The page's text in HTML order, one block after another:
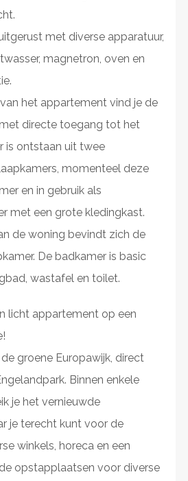
met diverse apparatuur,
magnetron, oven en
het appartement vind je de
directe toegang tot het
is ontstaan uit twee
momenteel deze
en in gebruik als
met een grote kledingkast.
de woning bevindt zich de
De badkamer is basic
wastafel en toilet.
licht appartement op een
groene Europawijk, direct
Binnen enkele
je het vernieuwde
je terecht kunt voor de
winkels, horeca en een
opstapplaatsen voor diverse